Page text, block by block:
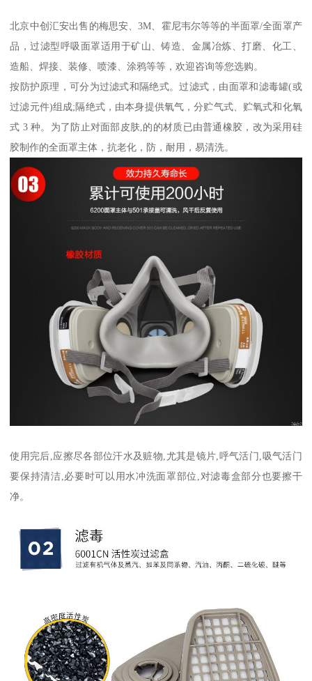
北京中创汇安出售的梅思安、3M、霍尼韦尔等等的半面罩/全面罩产
品，过滤型呼吸面罩适用于矿山、铸造、金属冶炼、打磨、化工、
造船、焊接、装修、喷漆、涂鸦等等，欢迎咨询等您选购。
按防护原理，可分为过滤式和隔绝式。过滤式，由面罩和滤毒罐(或
过滤元件)组成;隔绝式，由本身提供氧气，分贮气式、贮氧式和化氧
式 3 种。为了防止对面部皮肤,的的材质已由普通橡胶，改为采用硅
胶制作的全面罩主体，抗老化，防，耐用，易清洗。
使用完后,应擦尽各部位汗水及赃物,尤其是镜片,呼气活门,吸气活门
要保持清洁,必要时可以用水冲洗面罩部位,对滤毒盒部分也要擦干
净。